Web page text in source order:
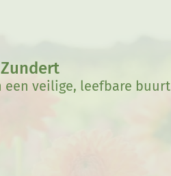
een veilige, leefbare buurt